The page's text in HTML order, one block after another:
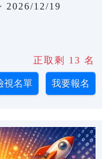
2026/12/19
正取剩 13 名